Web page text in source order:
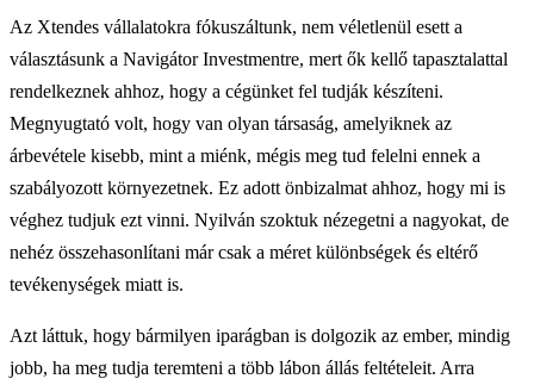
Az Xtendes vállalatokra fókuszáltunk, nem véletlenül esett a
választásunk a Navigátor Investmentre, mert ők kellő tapasztalattal
rendelkeznek ahhoz, hogy a cégünket fel tudják készíteni.
Megnyugtató volt, hogy van olyan társaság, amelyiknek az
árbevétele kisebb, mint a miénk, mégis meg tud felelni ennek a
szabályozott környezetnek. Ez adott önbizalmat ahhoz, hogy mi is
véghez tudjuk ezt vinni. Nyilván szoktuk nézegetni a nagyokat, de
nehéz összehasonlítani már csak a méret különbségek és eltérő
tevékenységek miatt is.
Azt láttuk, hogy bármilyen iparágban is dolgozik az ember, mindig
jobb, ha meg tudja teremteni a több lábon állás feltételeit. Arra